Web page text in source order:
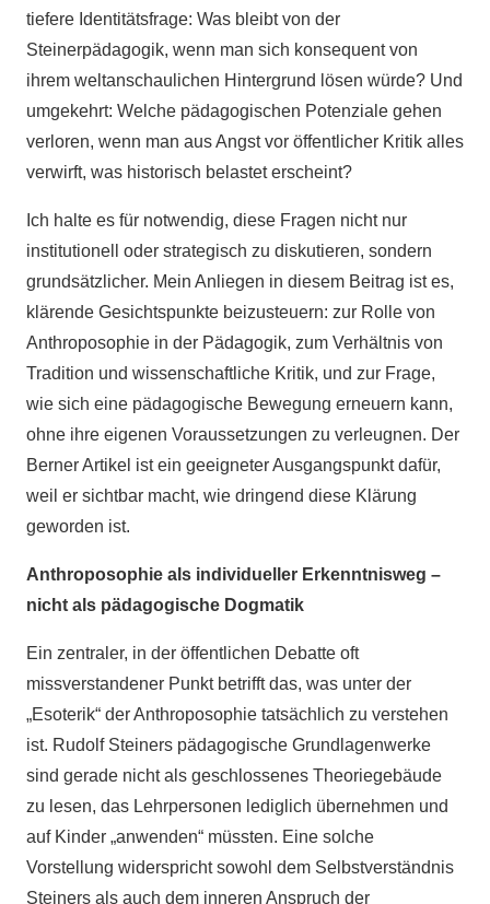
tiefere Identitätsfrage: Was bleibt von der
Steinerpädagogik, wenn man sich konsequent von
ihrem weltanschaulichen Hintergrund lösen würde? Und
umgekehrt: Welche pädagogischen Potenziale gehen
verloren, wenn man aus Angst vor öffentlicher Kritik alles
verwirft, was historisch belastet erscheint?
Ich halte es für notwendig, diese Fragen nicht nur
institutionell oder strategisch zu diskutieren, sondern
grundsätzlicher. Mein Anliegen in diesem Beitrag ist es,
klärende Gesichtspunkte beizusteuern: zur Rolle von
Anthroposophie in der Pädagogik, zum Verhältnis von
Tradition und wissenschaftliche Kritik, und zur Frage,
wie sich eine pädagogische Bewegung erneuern kann,
ohne ihre eigenen Voraussetzungen zu verleugnen. Der
Berner Artikel ist ein geeigneter Ausgangspunkt dafür,
weil er sichtbar macht, wie dringend diese Klärung
geworden ist.
Anthroposophie als individueller Erkenntnisweg –
nicht als pädagogische Dogmatik
Ein zentraler, in der öffentlichen Debatte oft
missverstandener Punkt betrifft das, was unter der
„Esoterik“ der Anthroposophie tatsächlich zu verstehen
ist. Rudolf Steiners pädagogische Grundlagenwerke
sind gerade nicht als geschlossenes Theoriegebäude
zu lesen, das Lehrpersonen lediglich übernehmen und
auf Kinder „anwenden“ müssten. Eine solche
Vorstellung widerspricht sowohl dem Selbstverständnis
Steiners als auch dem inneren Anspruch der